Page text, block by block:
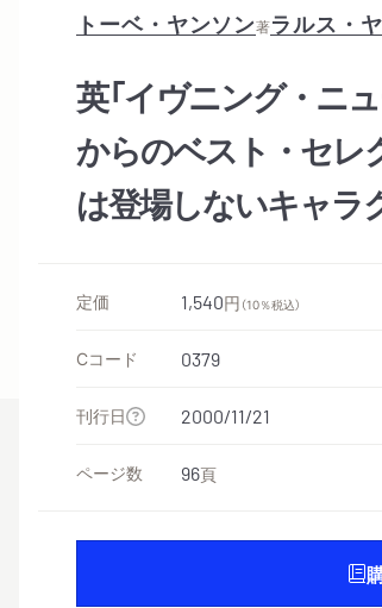
トーベ・ヤンソン著ラルス・
英「イヴニング・ニ
からのベスト・セレ
は登場しないキャラ
定価 1,540円 （10％税込）
Cコード 0379
刊行日 2000/11/21
ページ数 96頁